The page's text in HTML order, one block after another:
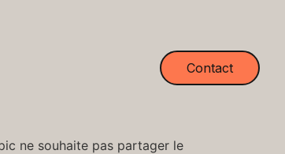
Contact
ne souhaite pas partager le